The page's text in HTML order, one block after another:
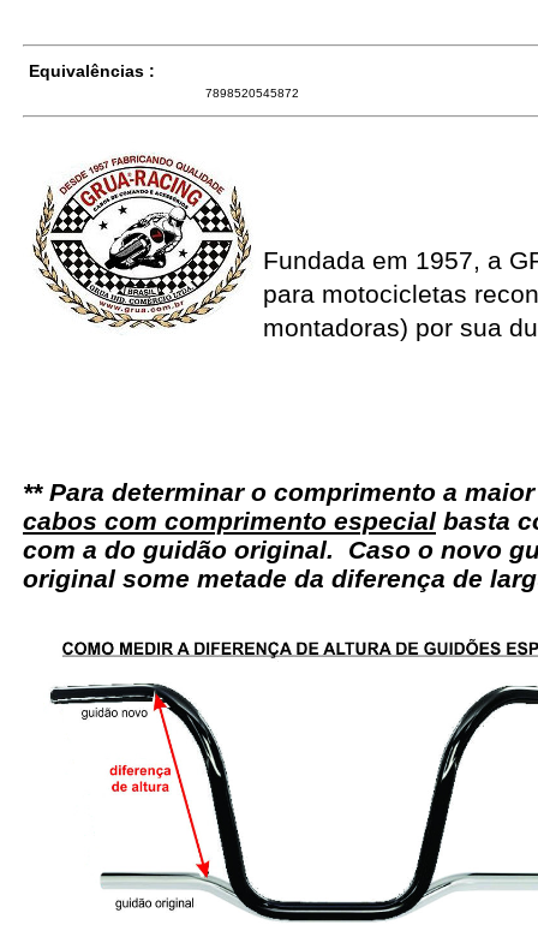
Equivalências :
7898520545872
Fundada em 1957, a
para motocicletas
montadoras) por sua
** Para determinar o comprimento a
cabos com comprimento especial basta
com a do guidão original. Caso o novo
original some metade da diferença de